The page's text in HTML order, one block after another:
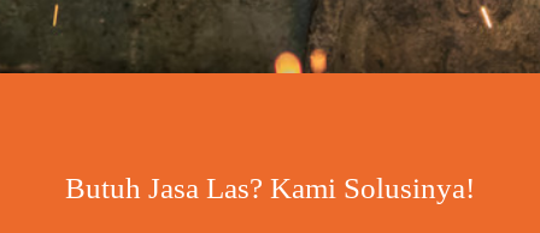
Butuh Jasa Las? Kami Solusinya!